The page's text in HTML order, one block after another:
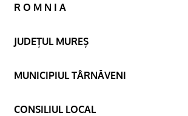
R O M N I A
JUDEȚUL MUREȘ
MUNICIPIUL TÂRNĂVENI
CONSILIUL LOCAL